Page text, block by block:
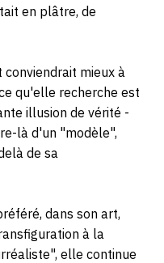
en plâtre, de
conviendrait mieux à
qu'elle recherche est
illusion de vérité -
là d'un "modèle",
de sa
dans son art,
à la
elle continue